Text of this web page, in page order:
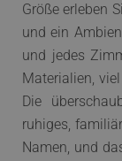
Größe erleben
und ein
und jedes
Materialien,
Die
ruhiges,
Namen, und